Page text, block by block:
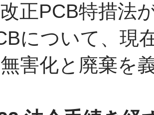
正PCB特措法
について、現
害化と廃棄を